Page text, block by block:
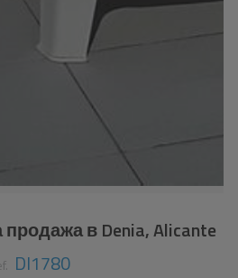
продажа в Denia, Alicante
DI1780